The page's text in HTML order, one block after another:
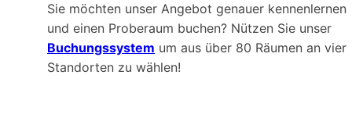
Sie möchten unser Angebot genauer kennenlernen
und einen Proberaum buchen? Nützen Sie unser
Buchungssystem um aus über 80 Räumen an vier
Standorten zu wählen!